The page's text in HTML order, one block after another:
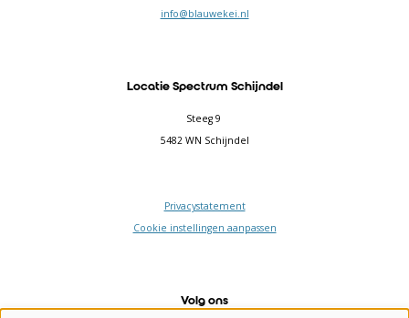
info@blauwekei.nl
Locatie Spectrum Schijndel
Steeg 9
5482 WN Schijndel
Privacystatement
Cookie instellingen aanpassen
Volg ons